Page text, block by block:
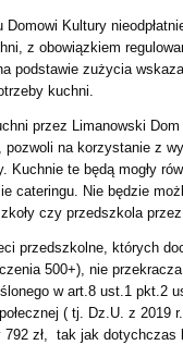
Domowi Kultury
z obowiązkiem
podstawie zużycia
kuchni.
przez Limanowski
pozwoli na korzystanie z
Kuchnie te będą mogły
cateringu. Nie będzie
czy przedszkola
przedszkolne, których
500+), nie
w art.8 ust.1 pkt.2
( tj. Dz.U. z 2019
792 zł, tak jak dotychczas